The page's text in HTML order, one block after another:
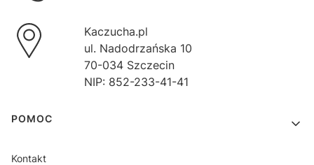
Kaczucha.pl
ul. Nadodrzańska 10
70-034 Szczecin
NIP: 852-233-41-41
Linki w stopce
POMOC
Kontakt